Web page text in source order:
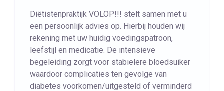
Diëtistenpraktijk VOLOP!!! stelt samen met u
een persoonlijk advies op. Hierbij houden wij
rekening met uw huidig voedingspatroon,
leefstijl en medicatie. De intensieve
begeleiding zorgt voor stabielere bloedsuiker
waardoor complicaties ten gevolge van
diabetes voorkomen/uitgesteld of verminderd